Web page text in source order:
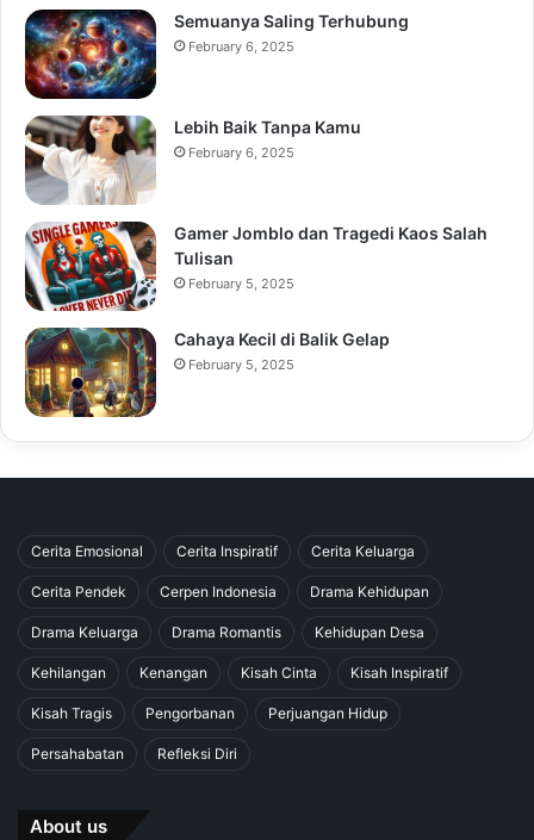
Semuanya Saling Terhubung
February 6, 2025
Lebih Baik Tanpa Kamu
February 6, 2025
Gamer Jomblo dan Tragedi Kaos Salah
Tulisan
February 5, 2025
Cahaya Kecil di Balik Gelap
February 5, 2025
Cerita Emosional Cerita Inspiratif Cerita Keluarga
Cerita Pendek Cerpen Indonesia Drama Kehidupan
Drama Keluarga Drama Romantis Kehidupan Desa
Kehilangan Kenangan Kisah Cinta Kisah Inspiratif
Kisah Tragis Pengorbanan Perjuangan Hidup
Persahabatan Refleksi Diri
About us